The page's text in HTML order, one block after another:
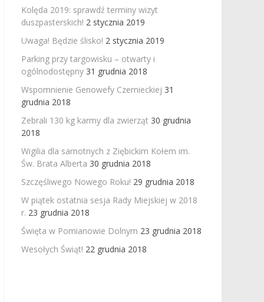
Kolęda 2019: sprawdź terminy wizyt
duszpasterskich! 2 stycznia 2019
Uwaga! Będzie ślisko! 2 stycznia 2019
Parking przy targowisku – otwarty i
ogólnodostępny 31 grudnia 2018
Wspomnienie Genowefy Czernieckiej 31
grudnia 2018
Zebrali 130 kg karmy dla zwierząt 30 grudnia
2018
Wigilia dla samotnych z Ziębickim Kołem im.
Św. Brata Alberta 30 grudnia 2018
Szczęśliwego Nowego Roku! 29 grudnia 2018
W piątek ostatnia sesja Rady Miejskiej w 2018
r. 23 grudnia 2018
Święta w Pomianowie Dolnym 23 grudnia 2018
Wesołych Świąt! 22 grudnia 2018